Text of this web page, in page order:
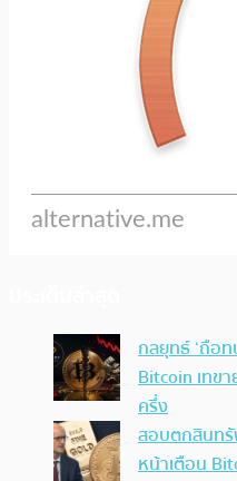
กลยุทธ์ ‘ถือ
Bitcoin เทข
ครึ่ง
สอบตกสินท
หน้าเตือน